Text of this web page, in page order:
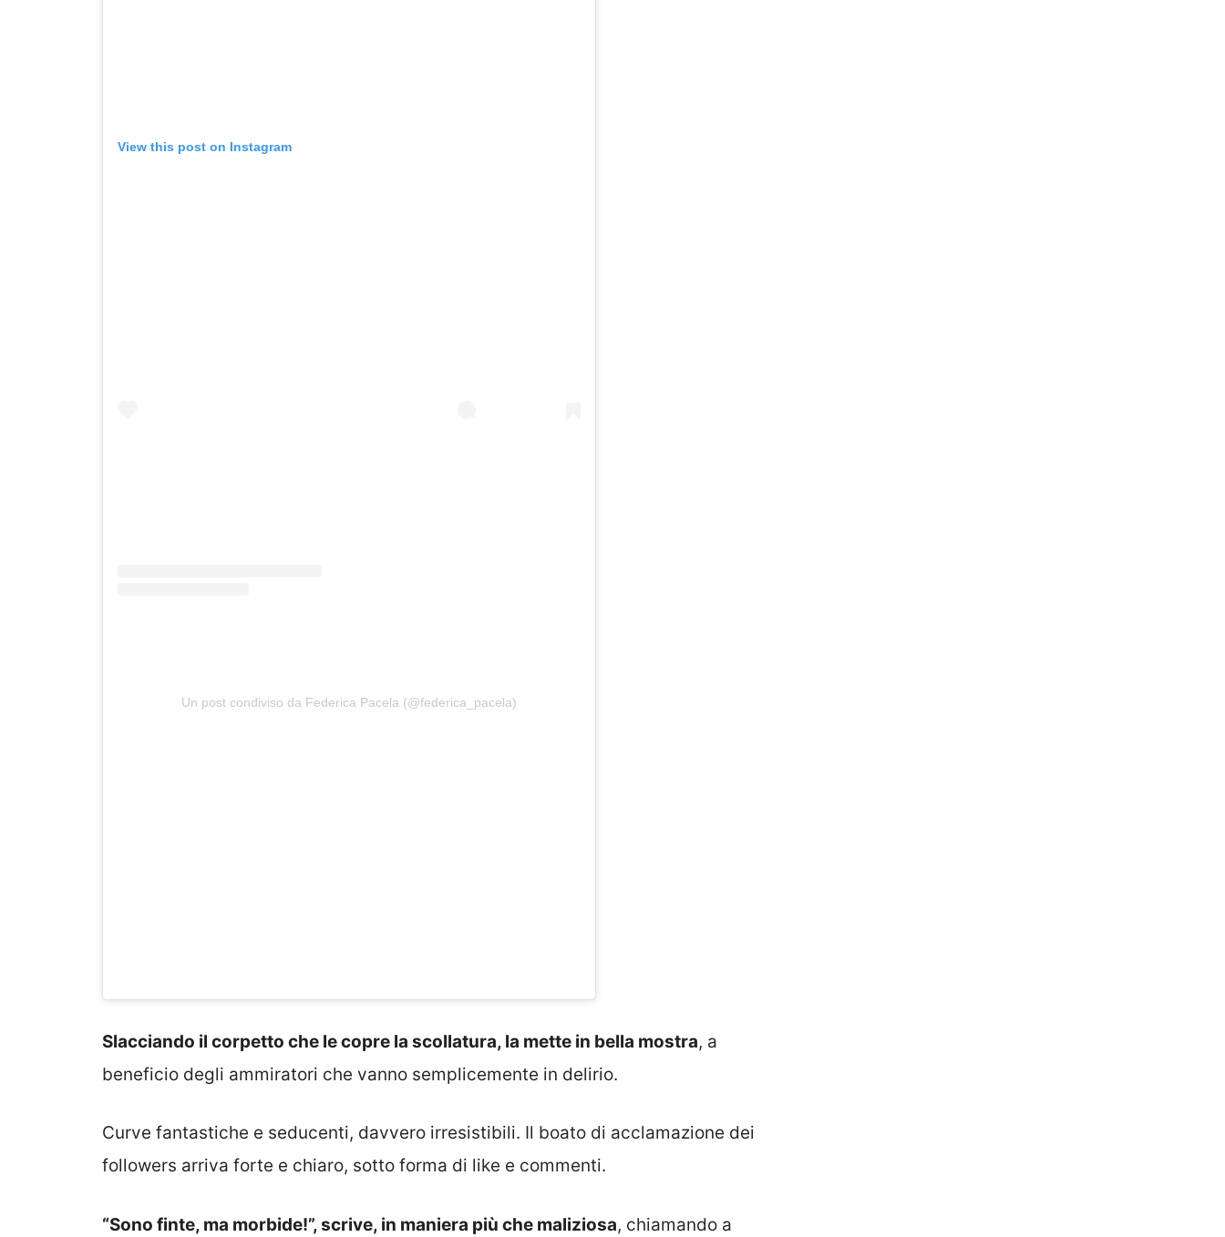
View this post on Instagram
Un post condiviso da Federica Pacela (@federica_pacela)
Slacciando il corpetto che le copre la scollatura, la mette in bella mostra, a
beneficio degli ammiratori che vanno semplicemente in delirio.
Curve fantastiche e seducenti, davvero irresistibili. Il boato di acclamazione dei
followers arriva forte e chiaro, sotto forma di like e commenti.
“Sono finte, ma morbide!”, scrive, in maniera più che maliziosa, chiamando a